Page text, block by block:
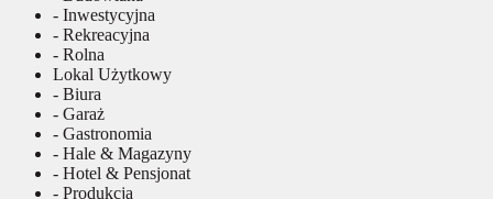
- Inwestycyjna
- Rekreacyjna
- Rolna
Lokal Użytkowy
- Biura
- Garaż
- Gastronomia
- Hale & Magazyny
- Hotel & Pensjonat
- Produkcja